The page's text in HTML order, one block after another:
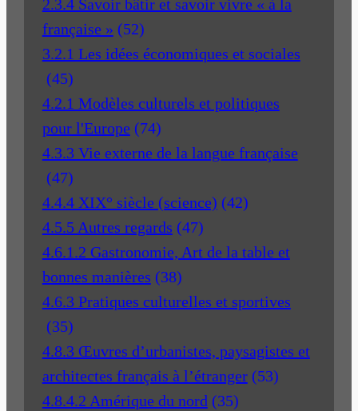
2.3.4 Savoir bâtir et savoir vivre « à la
française » (52)
3.2.1 Les idées économiques et sociales
(45)
4.2.1 Modèles culturels et politiques
pour l'Europe (74)
4.3.3 Vie externe de la langue française
(47)
4.4.4 XIX° siècle (science) (42)
4.5.5 Autres regards (47)
4.6.1.2 Gastronomie, Art de la table et
bonnes manières (38)
4.6.3 Pratiques culturelles et sportives
(35)
4.8.3 Œuvres d’urbanistes, paysagistes et
architectes français à l’étranger (53)
4.8.4.2 Amérique du nord (35)